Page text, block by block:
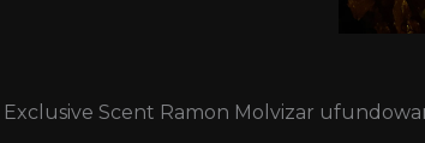
Exclusive Scent Ramon Molvizar